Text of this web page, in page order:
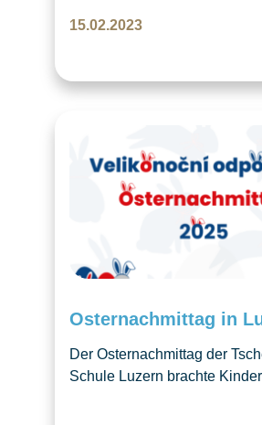
15.02.2023
Osternachmittag in
Der Osternachmittag der
Schule Luzern brachte